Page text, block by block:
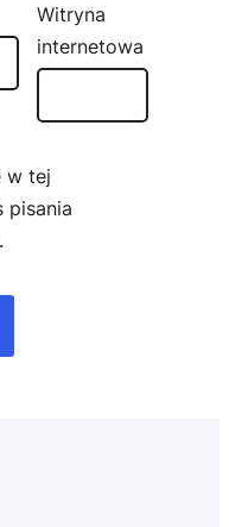
Witryna
internetowa
w tej
pisania